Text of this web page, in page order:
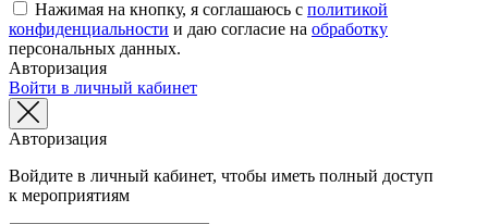
Нажимая на кнопку, я соглашаюсь с политикой
конфиденциальности и даю согласие на обработку
персональных данных.
Авторизация
Войти в личный кабинет
Авторизация
Войдите в личный кабинет, чтобы иметь полный доступ
к мероприятиям